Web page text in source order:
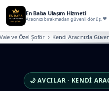
En Baba Ulaşım Hizmeti
Aracınızı bırakmadan güvenli dönüş.
ve Özel Şoför Kendi Aracınızla
🌙 AVCILAR · KENDI